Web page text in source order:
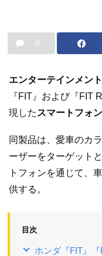
0
エンターテインメン
『FIT』および『FIT
現した スマートフォ
同製品は、愛車のカ
ーザーをターゲット
トフォンを通じて、
供する。
目次
ホンダ『FIT』